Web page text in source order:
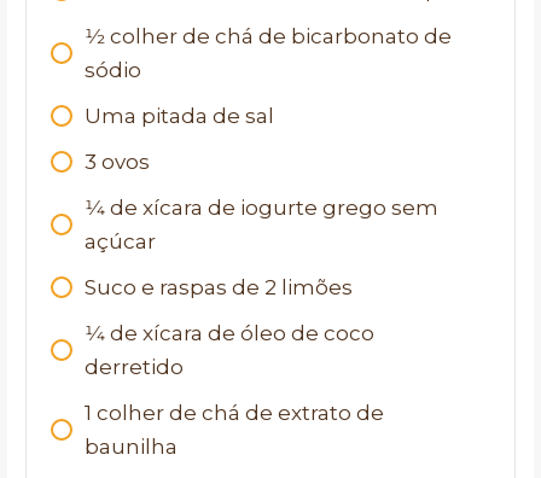
1⁄2 colher de chá de bicarbonato de
sódio
Uma pitada de sal
3 ovos
1⁄4 de xícara de iogurte grego sem
açúcar
Suco e raspas de 2 limões
1⁄4 de xícara de óleo de coco
derretido
1 colher de chá de extrato de
baunilha